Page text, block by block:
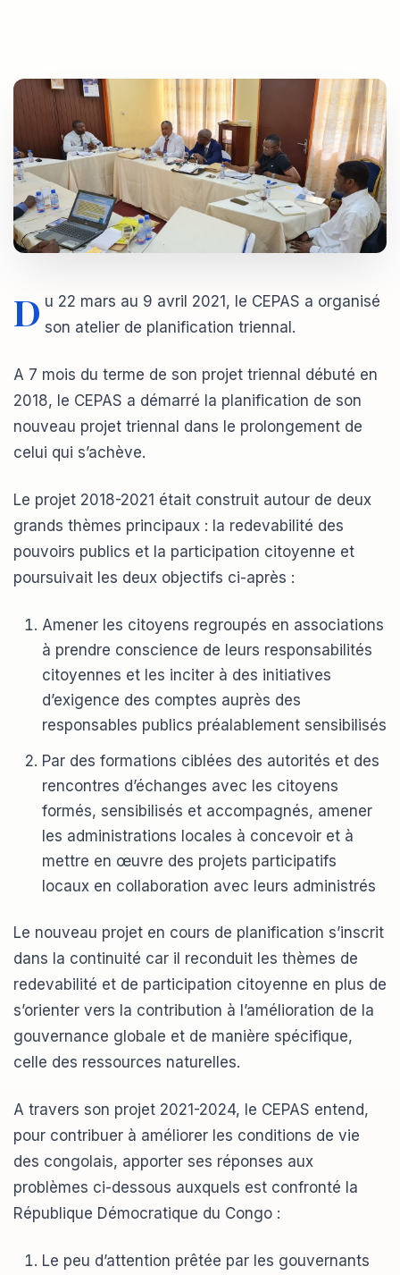
D u 22 mars au 9 avril 2021, le CEPAS a organisé
son atelier de planification triennal.
A 7 mois du terme de son projet triennal débuté en
2018, le CEPAS a démarré la planification de son
nouveau projet triennal dans le prolongement de
celui qui s’achève.
Le projet 2018-2021 était construit autour de deux
grands thèmes principaux : la redevabilité des
pouvoirs publics et la participation citoyenne et
poursuivait les deux objectifs ci-après :
Amener les citoyens regroupés en associations
à prendre conscience de leurs responsabilités
citoyennes et les inciter à des initiatives
d’exigence des comptes auprès des
responsables publics préalablement sensibilisés
Par des formations ciblées des autorités et des
rencontres d’échanges avec les citoyens
formés, sensibilisés et accompagnés, amener
les administrations locales à concevoir et à
mettre en œuvre des projets participatifs
locaux en collaboration avec leurs administrés
Le nouveau projet en cours de planification s’inscrit
dans la continuité car il reconduit les thèmes de
redevabilité et de participation citoyenne en plus de
s’orienter vers la contribution à l’amélioration de la
gouvernance globale et de manière spécifique,
celle des ressources naturelles.
A travers son projet 2021-2024, le CEPAS entend,
pour contribuer à améliorer les conditions de vie
des congolais, apporter ses réponses aux
problèmes ci-dessous auxquels est confronté la
République Démocratique du Congo :
Le peu d’attention prêtée par les gouvernants